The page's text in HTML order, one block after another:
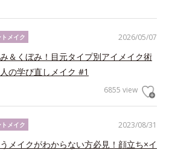
2026/05/07
メイク
＆くぼみ！目元タイプ別アイメイク術
人の学び直しメイク #1
6855 view
2023/08/31
メイク
メイクがわからない方必見！顔立ち×イ